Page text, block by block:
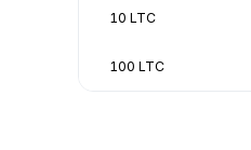
10 LTC
100 LTC